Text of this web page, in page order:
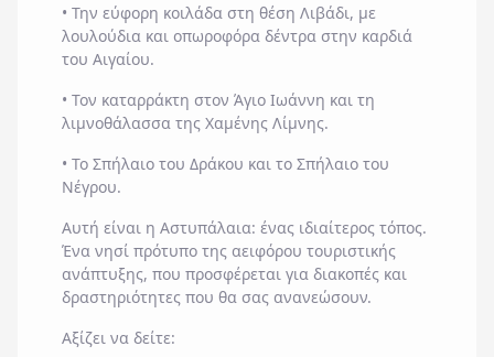
• Την εύφορη κοιλάδα στη θέση Λιβάδι, με
λουλούδια και οπωροφόρα δέντρα στην καρδιά
του Αιγαίου.
• Τον καταρράκτη στον Άγιο Ιωάννη και τη
λιμνοθάλασσα της Χαμένης Λίμνης.
• Το Σπήλαιο του Δράκου και το Σπήλαιο του
Νέγρου.
Αυτή είναι η Αστυπάλαια: ένας ιδιαίτερος τόπος.
Ένα νησί πρότυπο της αειφόρου τουριστικής
ανάπτυξης, που προσφέρεται για διακοπές και
δραστηριότητες που θα σας ανανεώσουν.
Αξίζει να δείτε: